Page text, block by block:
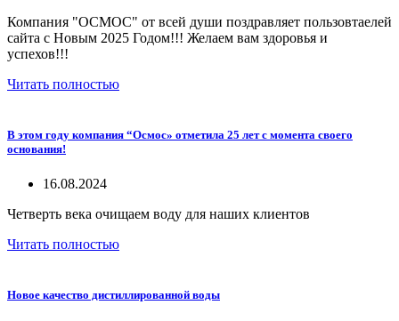
Компания "ОСМОС" от всей души поздравляет пользовтаелей
сайта с Новым 2025 Годом!!! Желаем вам здоровья и
успехов!!!
Читать полностью
В этом году компания “Осмос» отметила 25 лет с момента своего
основания!
16.08.2024
Четверть века очищаем воду для наших клиентов
Читать полностью
Новое качество дистиллированной воды